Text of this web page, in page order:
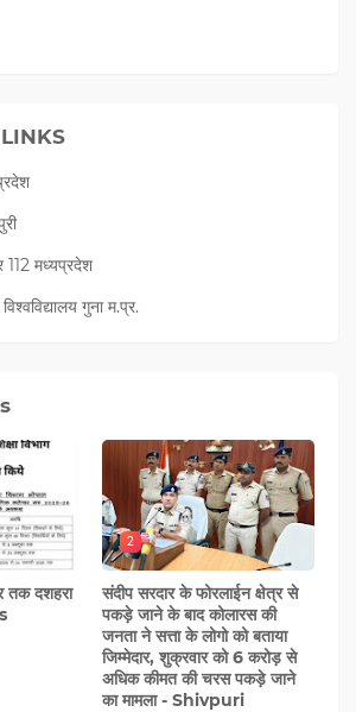
112 मध्‍यप्रदेश
गुना म.प्र.
तक दशहरा
2
संदीप सरदार के फोरलाईन क्षेत्र से
पकड़े जाने के बाद कोलारस की
जनता ने सत्ता के लोगो को बताया
जिम्मेदार, शुक्रवार को 6 करोड़ से
अधिक कीमत की चरस पकड़े जाने
का मामला - Shivpuri